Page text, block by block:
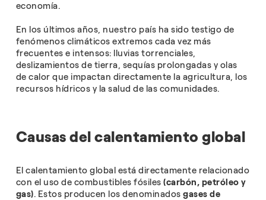
economía.
En los últimos años, nuestro país ha sido testigo de
fenómenos climáticos extremos cada vez más
frecuentes e intensos: lluvias torrenciales,
deslizamientos de tierra, sequías prolongadas y olas
de calor que impactan directamente la agricultura, los
recursos hídricos y la salud de las comunidades.
Causas del calentamiento global
El calentamiento global está directamente relacionado
con el uso de combustibles fósiles(carbón, petróleo y
gas). Estos producen los denominados gases de